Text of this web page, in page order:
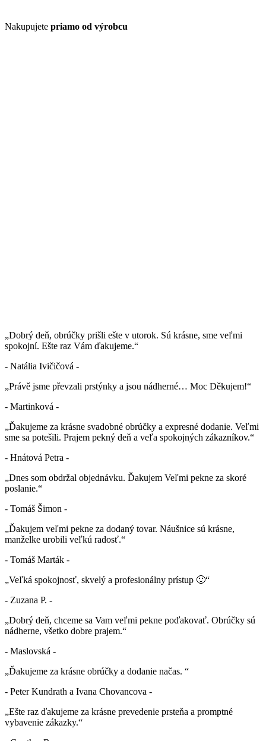
Nakupujete priamo od výrobcu
„Dobrý deň, obrúčky prišli ešte v utorok. Sú krásne, sme veľmi
spokojní. Ešte raz Vám ďakujeme.“
- Natália Ivičičová -
„Právě jsme převzali prstýnky a jsou nádherné… Moc Děkujem!“
- Martinková -
„Ďakujeme za krásne svadobné obrúčky a expresné dodanie. Veľmi
sme sa potešili. Prajem pekný deň a veľa spokojných zákazníkov.“
- Hnátová Petra -
„Dnes som obdržal objednávku. Ďakujem Veľmi pekne za skoré
poslanie.“
- Tomáš Šimon -
„Ďakujem veľmi pekne za dodaný tovar. Náušnice sú krásne,
manželke urobili veľkú radosť.“
- Tomáš Marták -
„Veľká spokojnosť, skvelý a profesionálny prístup 🙂“
- Zuzana P. -
„Dobrý deň, chceme sa Vam veľmi pekne poďakovať. Obrúčky sú
nádherne, všetko dobre prajem.“
- Maslovská -
„Ďakujeme za krásne obrúčky a dodanie načas. “
- Peter Kundrath a Ivana Chovancova -
„Ešte raz ďakujeme za krásne prevedenie prsteňa a promptné
vybavenie zákazky.“